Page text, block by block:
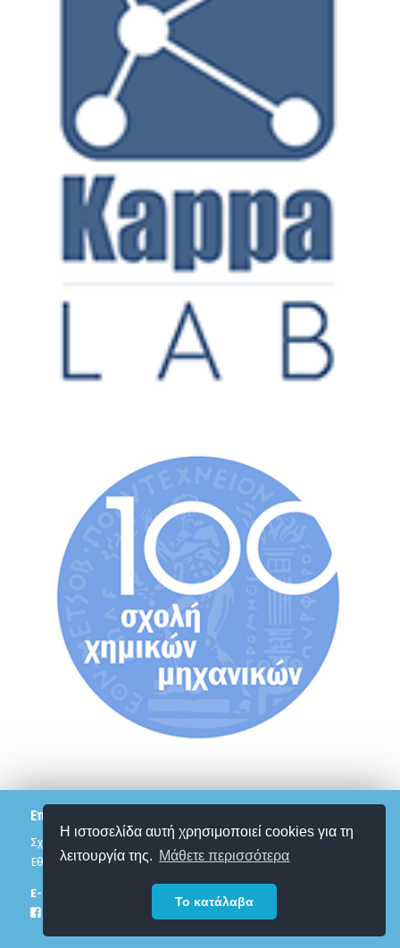
Η ιστοσελίδα αυτή χρησιμοποιεί cookies για τη
λειτουργία της. Μάθετε περισσότερα
Το κατάλαβα
Επικοινωνία
Σχολή Χημικών Μηχανικών
Εθνικό Μετσόβιο Πολυτεχνείο
Ε-mail: